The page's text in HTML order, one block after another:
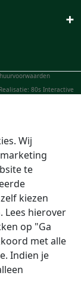
+
Realisatie: 80s Interactive
Wij
te
kiezen
Lees hierover
op "Ga
met alle
Indien je